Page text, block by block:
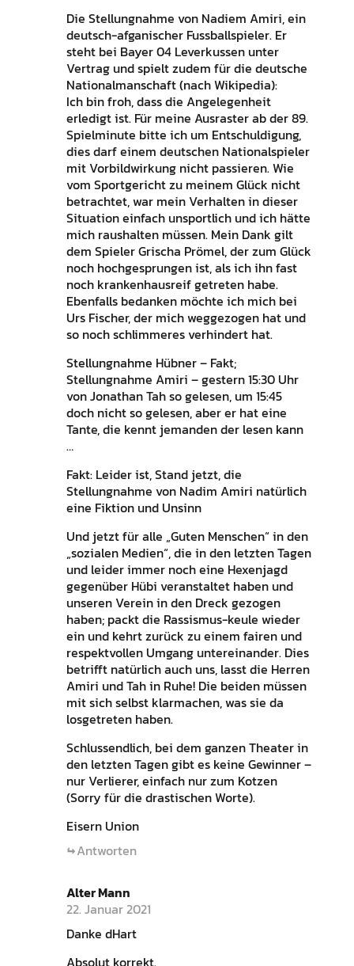
Die Stellungnahme von Nadiem Amiri, ein
deutsch-afganischer Fussballspieler. Er
steht bei Bayer 04 Leverkussen unter
Vertrag und spielt zudem für die deutsche
Nationalmanschaft (nach Wikipedia):
Ich bin froh, dass die Angelegenheit
erledigt ist. Für meine Ausraster ab der 89.
Spielminute bitte ich um Entschuldigung,
dies darf einem deutschen Nationalspieler
mit Vorbildwirkung nicht passieren. Wie
vom Sportgericht zu meinem Glück nicht
betrachtet, war mein Verhalten in dieser
Situation einfach unsportlich und ich hätte
mich raushalten müssen. Mein Dank gilt
dem Spieler Grischa Prömel, der zum Glück
noch hochgesprungen ist, als ich ihn fast
noch krankenhausreif getreten habe.
Ebenfalls bedanken möchte ich mich bei
Urs Fischer, der mich weggezogen hat und
so noch schlimmeres verhindert hat.
Stellungnahme Hübner – Fakt;
Stellungnahme Amiri – gestern 15:30 Uhr
von Jonathan Tah so gelesen, um 15:45
doch nicht so gelesen, aber er hat eine
Tante, die kennt jemanden der lesen kann
…
Fakt: Leider ist, Stand jetzt, die
Stellungnahme von Nadim Amiri natürlich
eine Fiktion und Unsinn
Und jetzt für alle „Guten Menschen“ in den
„sozialen Medien“, die in den letzten Tagen
und leider immer noch eine Hexenjagd
gegenüber Hübi veranstaltet haben und
unseren Verein in den Dreck gezogen
haben; packt die Rassismus-keule wieder
ein und kehrt zurück zu einem fairen und
respektvollen Umgang untereinander. Dies
betrifft natürlich auch uns, lasst die Herren
Amiri und Tah in Ruhe! Die beiden müssen
mit sich selbst klarmachen, was sie da
losgetreten haben.
Schlussendlich, bei dem ganzen Theater in
den letzten Tagen gibt es keine Gewinner –
nur Verlierer, einfach nur zum Kotzen
(Sorry für die drastischen Worte).
Eisern Union
Antworten
Alter Mann
22. Januar 2021
Danke dHart
Absolut korrekt.